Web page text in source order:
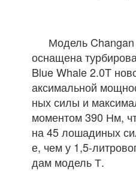
Модель Changan
оснащена
Blue Whale 2.0T
аксимальной
ных силы и
моментом 390 Нм,
на 45 лошадиных
е, чем у 1,5-
дам модель Т.